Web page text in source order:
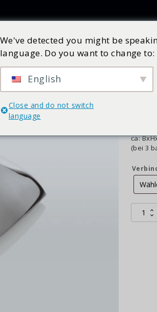
ProdukteInspiration
Art Nr:
€
75 l/
ca:
(bei 3
We've detected you might be
language. Do you want to change to:
English
Close and do not switch
language